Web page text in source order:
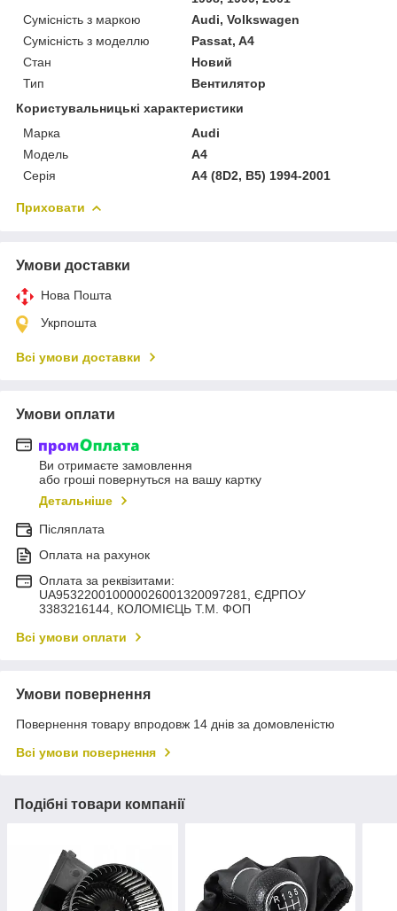
Сумісність з маркою
Audi, Volkswagen
Сумісність з моделлю
Passat, A4
Стан
Новий
Тип
Вентилятор
Користувальницькі характеристики
Марка
Audi
Мoдель
A4
Серія
A4 (8D2, B5) 1994-2001
Приховати
Умови доставки
Нова Пошта
Укрпошта
Всі умови доставки
Умови оплати
Ви отримаєте замовлення
або гроші повернуться на вашу картку
Детальніше
Післяплата
Оплата на рахунок
Оплата за реквізитами:
UA953220010000026001320097281, ЄДРПОУ
3383216144, КОЛОМIЄЦЬ Т.М. ФОП
Всі умови оплати
Умови повернення
Повернення товару впродовж 14 днів за домовленістю
Всі умови повернення
Подібні товари компанії